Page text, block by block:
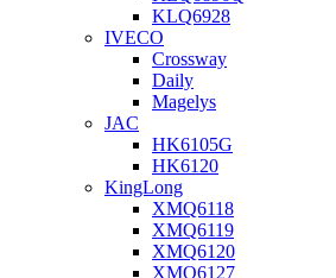
KLQ6928
IVECO
Crossway
Daily
Magelys
JAC
HK6105G
HK6120
KingLong
XMQ6118
XMQ6119
XMQ6120
XMQ6127